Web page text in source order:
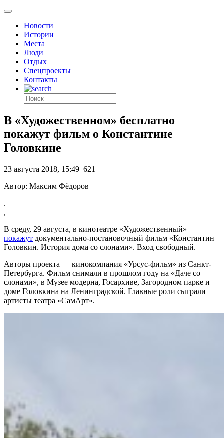
Новости
Истории
Места
Люди
Отдых
Спецпроекты
Контакты
В «Художественном» бесплатно
покажут фильм о Константине
Головкине
23 августа 2018, 15:49 621
Автор: Максим Фёдоров
.
,
В среду, 29 августа, в кинотеатре «Художественный»
покажут документально-постановочный фильм «Константин
Головкин. История дома со слонами». Вход свободный.
Авторы проекта — кинокомпания «Урсус-фильм» из Санкт-
Петербурга. Фильм снимали в прошлом году на «Даче со
слонами», в Музее модерна, Госархиве, Загородном парке и
доме Головкина на Ленинградской. Главные роли сыграли
артисты театра «СамАрт».